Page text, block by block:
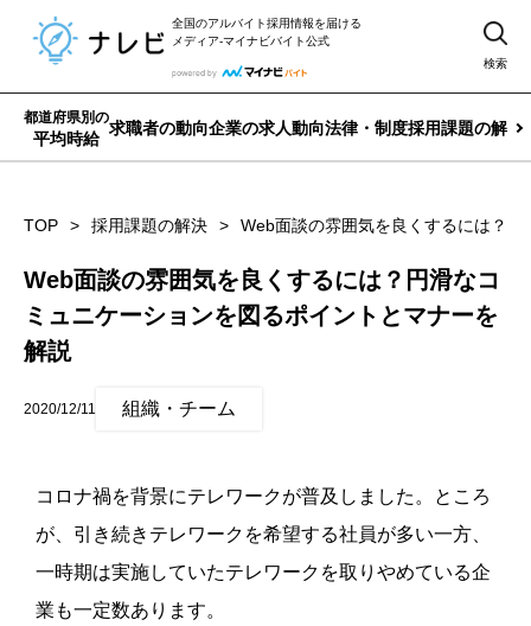
全国のアルバイト採用情報を届ける
メディア-マイナビバイト公式
検索
都道府県別の
平均時給
求職者の動向企業の求人動向法律・制度採用課題の解決
TOP 採用課題の解決 Web面談の雰囲気を良くするには？
Web面談の雰囲気を良くするには？円滑なコ
ミュニケーションを図るポイントとマナーを
解説
2020/12/11 組織・チーム
コロナ禍を背景にテレワークが普及しました。ところ
が、引き続きテレワークを希望する社員が多い一方、
一時期は実施していたテレワークを取りやめている企
業も一定数あります。